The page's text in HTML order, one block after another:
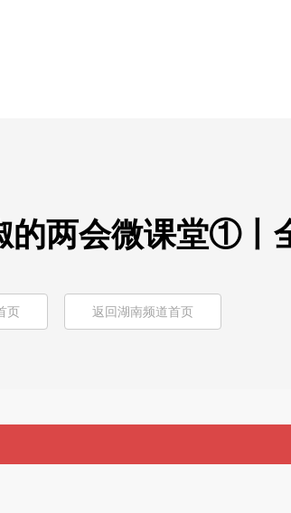
的两会微课堂①丨
页 返回湖南频道首页